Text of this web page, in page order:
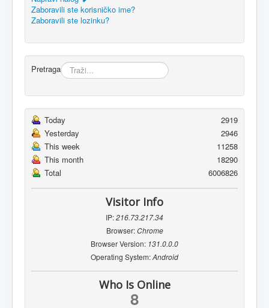
Zaboravili ste korisničko ime?
Zaboravili ste lozinku?
Pretraga
Today
2919
Yesterday
2946
This week
11258
This month
18290
Total
6006826
Visitor Info
IP:216.73.217.34
Browser:Chrome
Browser Version: 131.0.0.0
Operating System:Android
Who Is Online
8